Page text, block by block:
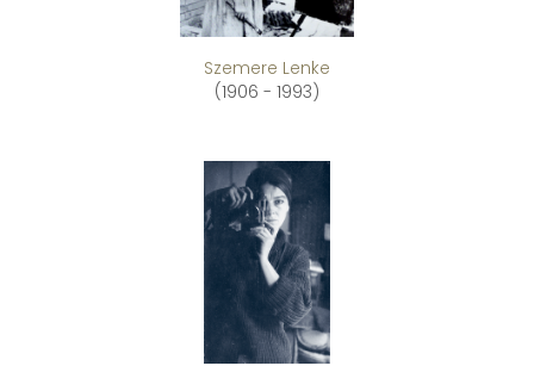
Szemere Lenke
(1906 - 1993)